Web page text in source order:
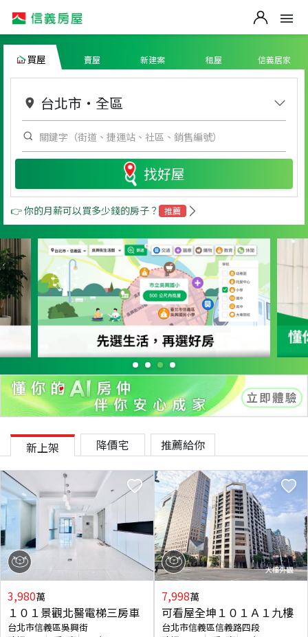
買屋 賣屋 新建案 租屋 信義居家
台北市 ・ 全區
找好屋
👉 你的月薪可以買多少錢的房子？ 推薦
新上架 降價宅 推薦給你
3,980萬
１０１景觀北醫電梯三房車
台北市信義區吳興街
7,998萬
可看屋全坤１０１Ａ１九樓
台北市信義區信義路四段